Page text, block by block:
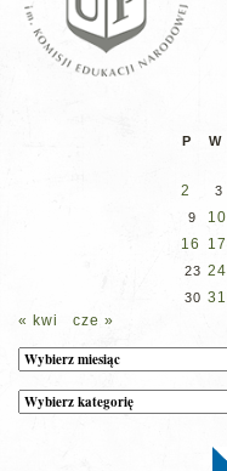
P
W
2
3
9 10
16 17
23 24
30 31
« kwi
cze »
Archiwum
Kategorie
wpisów